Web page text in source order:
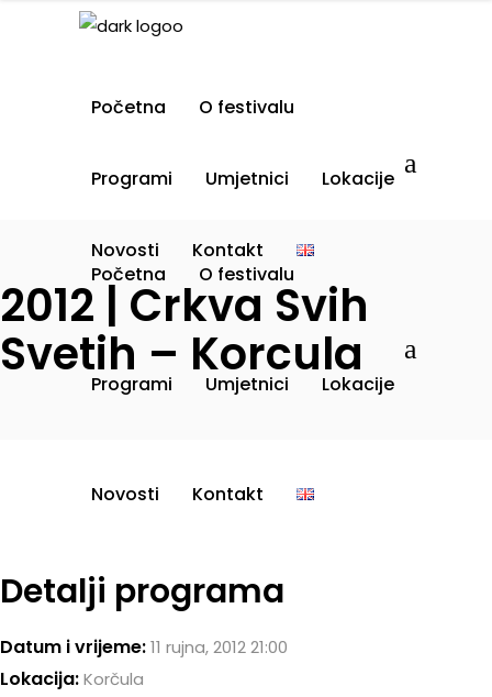
Početna O festivalu
Programi Umjetnici Lokacije
Novosti Kontakt
Početna O festivalu
Programi Umjetnici Lokacije
Novosti Kontakt
2012 | Crkva Svih
Svetih – Korcula
Detalji programa
Datum i vrijeme:11 rujna, 2012 21:00
Lokacija:Korčula